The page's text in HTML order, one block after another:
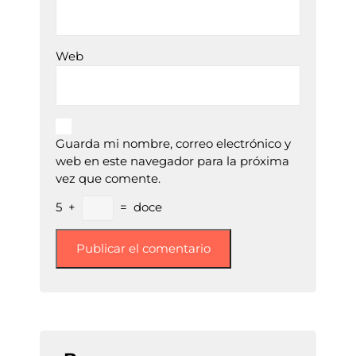
Web
Guarda mi nombre, correo electrónico y
web en este navegador para la próxima
vez que comente.
5 + = doce